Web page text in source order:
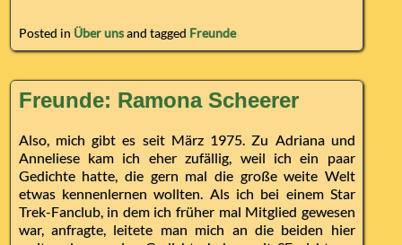
Posted in Über unsand tagged Freunde
Freunde: Ramona Scheerer
Also, mich gibt es seit März 1975. Zu Adriana und
Anneliese kam ich eher zufällig, weil ich ein paar
Gedichte hatte, die gern mal die große weite Welt
etwas kennenlernen wollten. Als ich bei einem Star
Trek-Fanclub, in dem ich früher mal Mitglied gewesen
war, anfragte, leitete man mich an die beiden hier